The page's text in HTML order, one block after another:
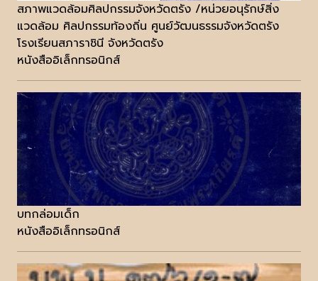
สภาพแวดล้อมศิลปกรรมจังหวัดตรัง /หน่วยอนุรักษ์สิ่ง
แวดล้อม ศิลปกรรมท้องถิ่น ศูนย์วัฒนธรรมจังหวัดตรัง
โรงเรียนสภาราชินี จังหวัดตรัง
หนังสืออิเล็กทรอนิกส์
บทกล่อมเด็ก
หนังสืออิเล็กทรอนิกส์